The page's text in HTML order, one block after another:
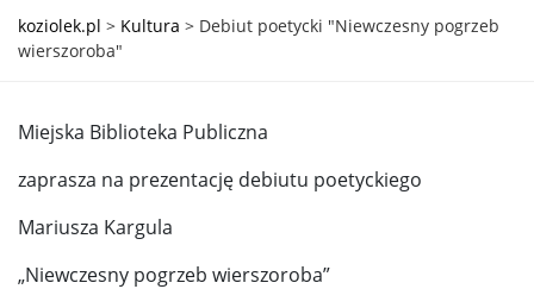
koziolek.pl > Kultura > Debiut poetycki "Niewczesny pogrzeb
wierszoroba"
Miejska Biblioteka Publiczna
zaprasza na prezentację debiutu poetyckiego
Mariusza Kargula
„Niewczesny pogrzeb wierszoroba”